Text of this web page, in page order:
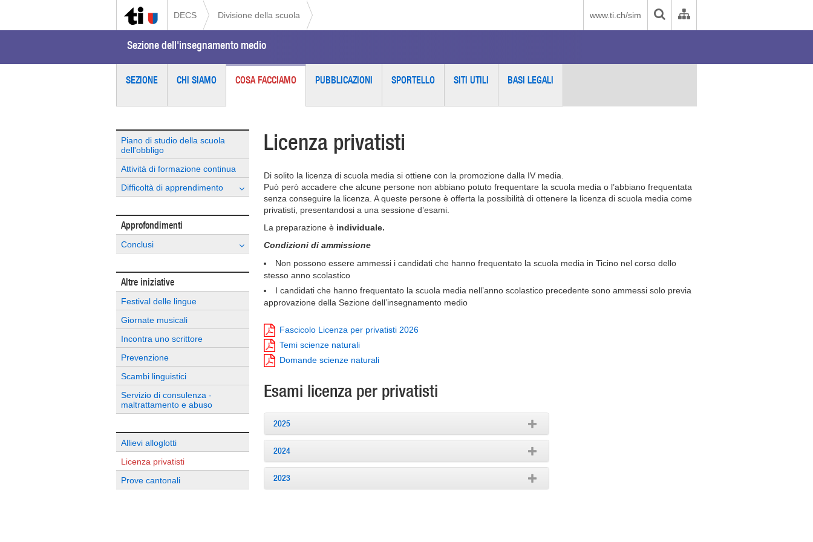
DECS Divisione della scuola www.ti.ch/sim
Sezione dell'insegnamento medio
SEZIONE CHI SIAMO COSA FACCIAMO PUBBLICAZIONI SPORTELLO SITI UTILI BASI LEGALI
Piano di studio della scuola
dell'obbligo
Attività di formazione continua
Difficoltà di apprendimento
Approfondimenti
Conclusi
Altre iniziative
Festival delle lingue
Giornate musicali
Incontra uno scrittore
Prevenzione
Scambi linguistici
Servizio di consulenza -
maltrattamento e abuso
Allievi alloglotti
Licenza privatisti
Prove cantonali
Licenza privatisti
Di solito la licenza di scuola media si ottiene con la promozione dalla IV media.
Può però accadere che alcune persone non abbiano potuto frequentare la scuola media o l’abbiano frequentata
senza conseguire la licenza. A queste persone è offerta la possibilità di ottenere la licenza di scuola media come
privatisti, presentandosi a una sessione d’esami.
La preparazione è individuale.
Condizioni di ammissione
Non possono essere ammessi i candidati che hanno frequentato la scuola media in Ticino nel corso dello
stesso anno scolastico
I candidati che hanno frequentato la scuola media nell’anno scolastico precedente sono ammessi solo previa
approvazione della Sezione dell’insegnamento medio
Fascicolo Licenza per privatisti 2026
Temi scienze naturali
Domande scienze naturali
Esami licenza per privatisti
2025
2024
2023